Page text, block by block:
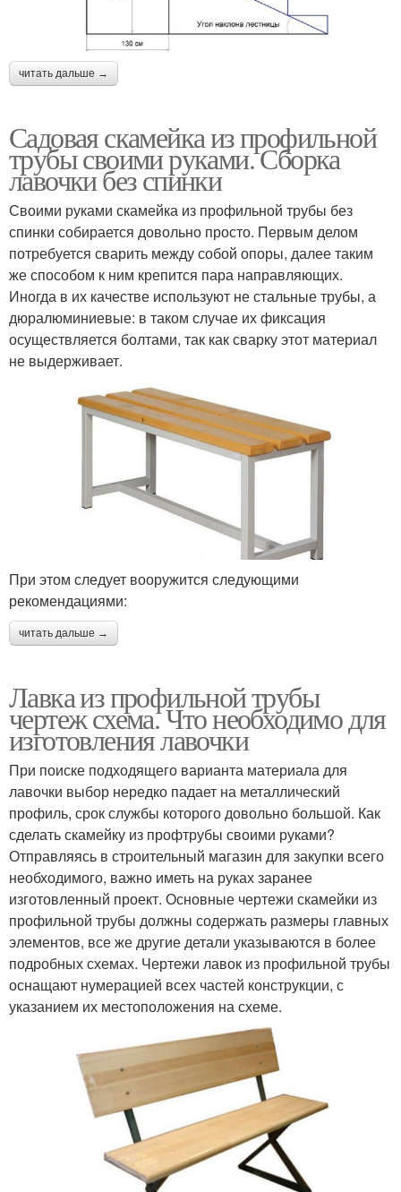
читать дальше →
Садовая скамейка из профильной
трубы своими руками. Сборка
лавочки без спинки
Своими руками скамейка из профильной трубы без
спинки собирается довольно просто. Первым делом
потребуется сварить между собой опоры, далее таким
же способом к ним крепится пара направляющих.
Иногда в их качестве используют не стальные трубы, а
дюралюминиевые: в таком случае их фиксация
осуществляется болтами, так как сварку этот материал
не выдерживает.
При этом следует вооружится следующими
рекомендациями:
читать дальше →
Лавка из профильной трубы
чертеж схема. Что необходимо для
изготовления лавочки
При поиске подходящего варианта материала для
лавочки выбор нередко падает на металлический
профиль, срок службы которого довольно большой. Как
сделать скамейку из профтрубы своими руками?
Отправляясь в строительный магазин для закупки всего
необходимого, важно иметь на руках заранее
изготовленный проект. Основные чертежи скамейки из
профильной трубы должны содержать размеры главных
элементов, все же другие детали указываются в более
подробных схемах. Чертежи лавок из профильной трубы
оснащают нумерацией всех частей конструкции, с
указанием их местоположения на схеме.